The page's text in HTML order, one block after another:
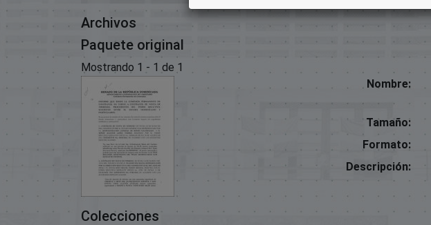
Archivos
Paquete original
Mostrando 1 - 1 de 1
Nombre:
Tamaño:
Formato:
Descripción:
Colecciones